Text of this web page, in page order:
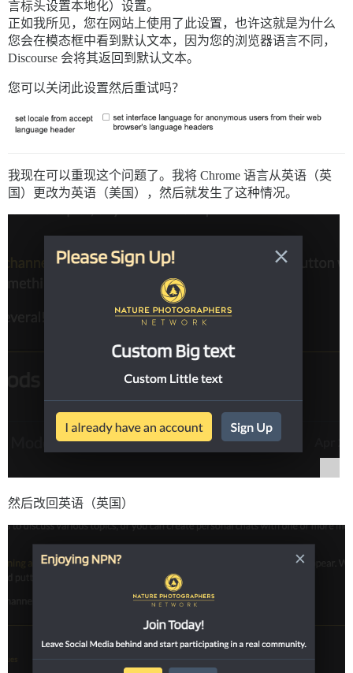
言标头设置本地化）设置。
正如我所见，您在网站上使用了此设置，也许这就是为什么
您会在模态框中看到默认文本，因为您的浏览器语言不同，
Discourse 会将其返回到默认文本。
您可以关闭此设置然后重试吗？
我现在可以重现这个问题了。我将 Chrome 语言从英语（英
国）更改为英语（美国），然后就发生了这种情况。
然后改回英语（英国）